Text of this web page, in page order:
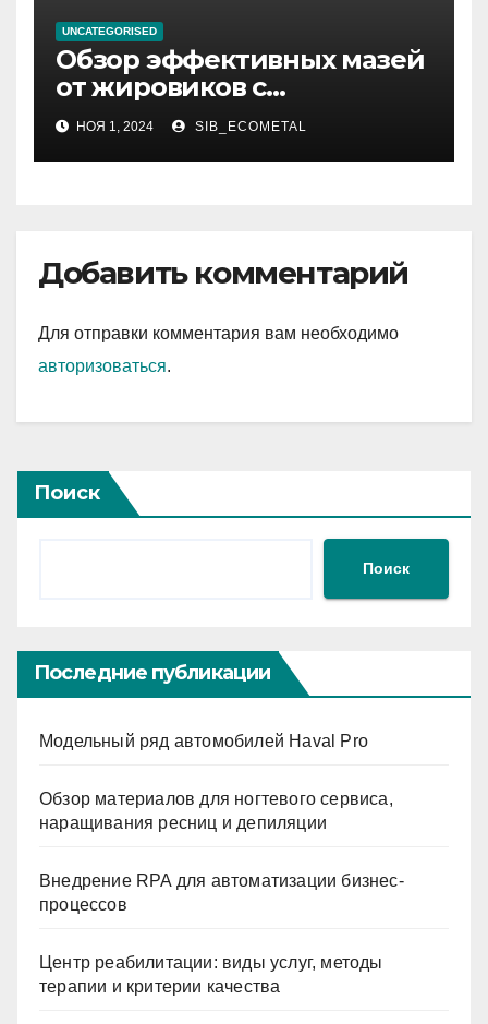
UNCATEGORISED
Обзор эффективных мазей
от жировиков с
рассасывающим эффектом
НОЯ 1, 2024 SIB_ECOMETAL
Добавить комментарий
Для отправки комментария вам необходимо
авторизоваться.
Поиск
Поиск
Последние публикации
Модельный ряд автомобилей Haval Pro
Обзор материалов для ногтевого сервиса,
наращивания ресниц и депиляции
Внедрение RPA для автоматизации бизнес-
процессов
Центр реабилитации: виды услуг, методы
терапии и критерии качества